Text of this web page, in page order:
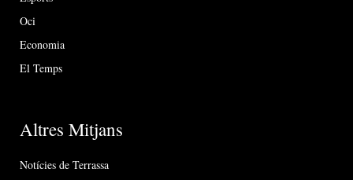
Oci
Economia
El Temps
Altres Mitjans
Notícies de Terrassa